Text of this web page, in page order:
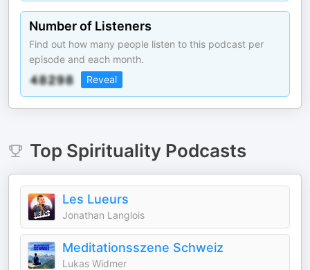
Number of Listeners
Find out how many people listen to this podcast per
episode and each month.
Reveal
Top SpiritualityPodcasts
Les Lueurs
Jonathan Langlois
Meditationsszene Schweiz
Lukas Widmer